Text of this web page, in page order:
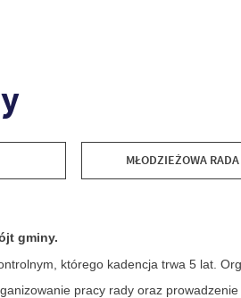
MŁODZIEŻOWA
gminy.
którego kadencja trwa 5 lat.
pracy rady oraz